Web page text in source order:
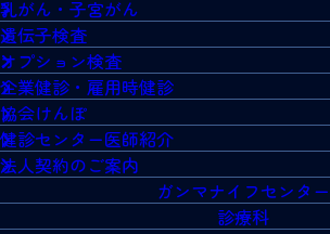
乳がん・子宮がん
遺伝子検査
オプション検査
企業健診・雇用時健診
協会けんぽ
健診センター医師紹介
法人契約のご案内
ガンマナイフセンター
診療科